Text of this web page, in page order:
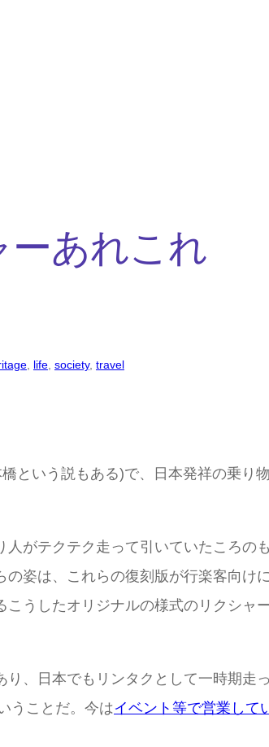
あれこれ
, life, society, travel
という説もある)で、日本発祥の乗
人がテクテク走って引いていたころ
姿は、これらの復刻版が行楽客向け
うしたオリジナルの様式のリクシャー
、日本でもリンタクとして一時期走っ
うことだ。今はイベント等で営業して